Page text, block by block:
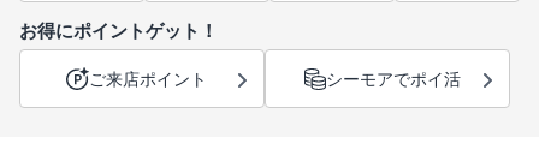
お得にポイントゲット！
ご来店ポイント シーモアでポイ活